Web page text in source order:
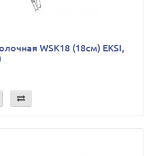
WSK18 (18см) EKSI,